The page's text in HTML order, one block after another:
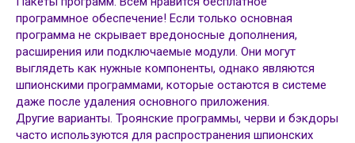
программное обеспечение! Если только основная
программа не скрывает вредоносные дополнения,
расширения или подключаемые модули. Они могут
выглядеть как нужные компоненты, однако являются
шпионскими программами, которые остаются в системе
даже после удаления основного приложения.
Другие варианты. Троянские программы, черви и бэкдоры
часто используются для распространения шпионских